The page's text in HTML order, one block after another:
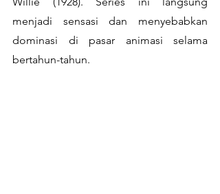
menjadi sensasi dan menyebabkan
dominasi di pasar animasi selama
bertahun-tahun.